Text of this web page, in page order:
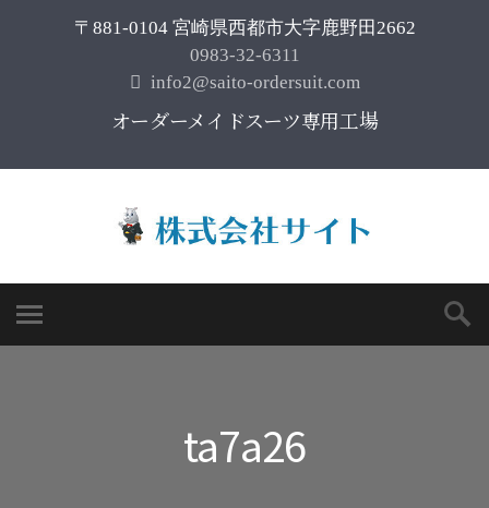
〒881-0104 宮崎県西都市大字鹿野田2662
0983-32-6311
info2@saito-ordersuit.com
オーダーメイドスーツ専用工場
ta7a26